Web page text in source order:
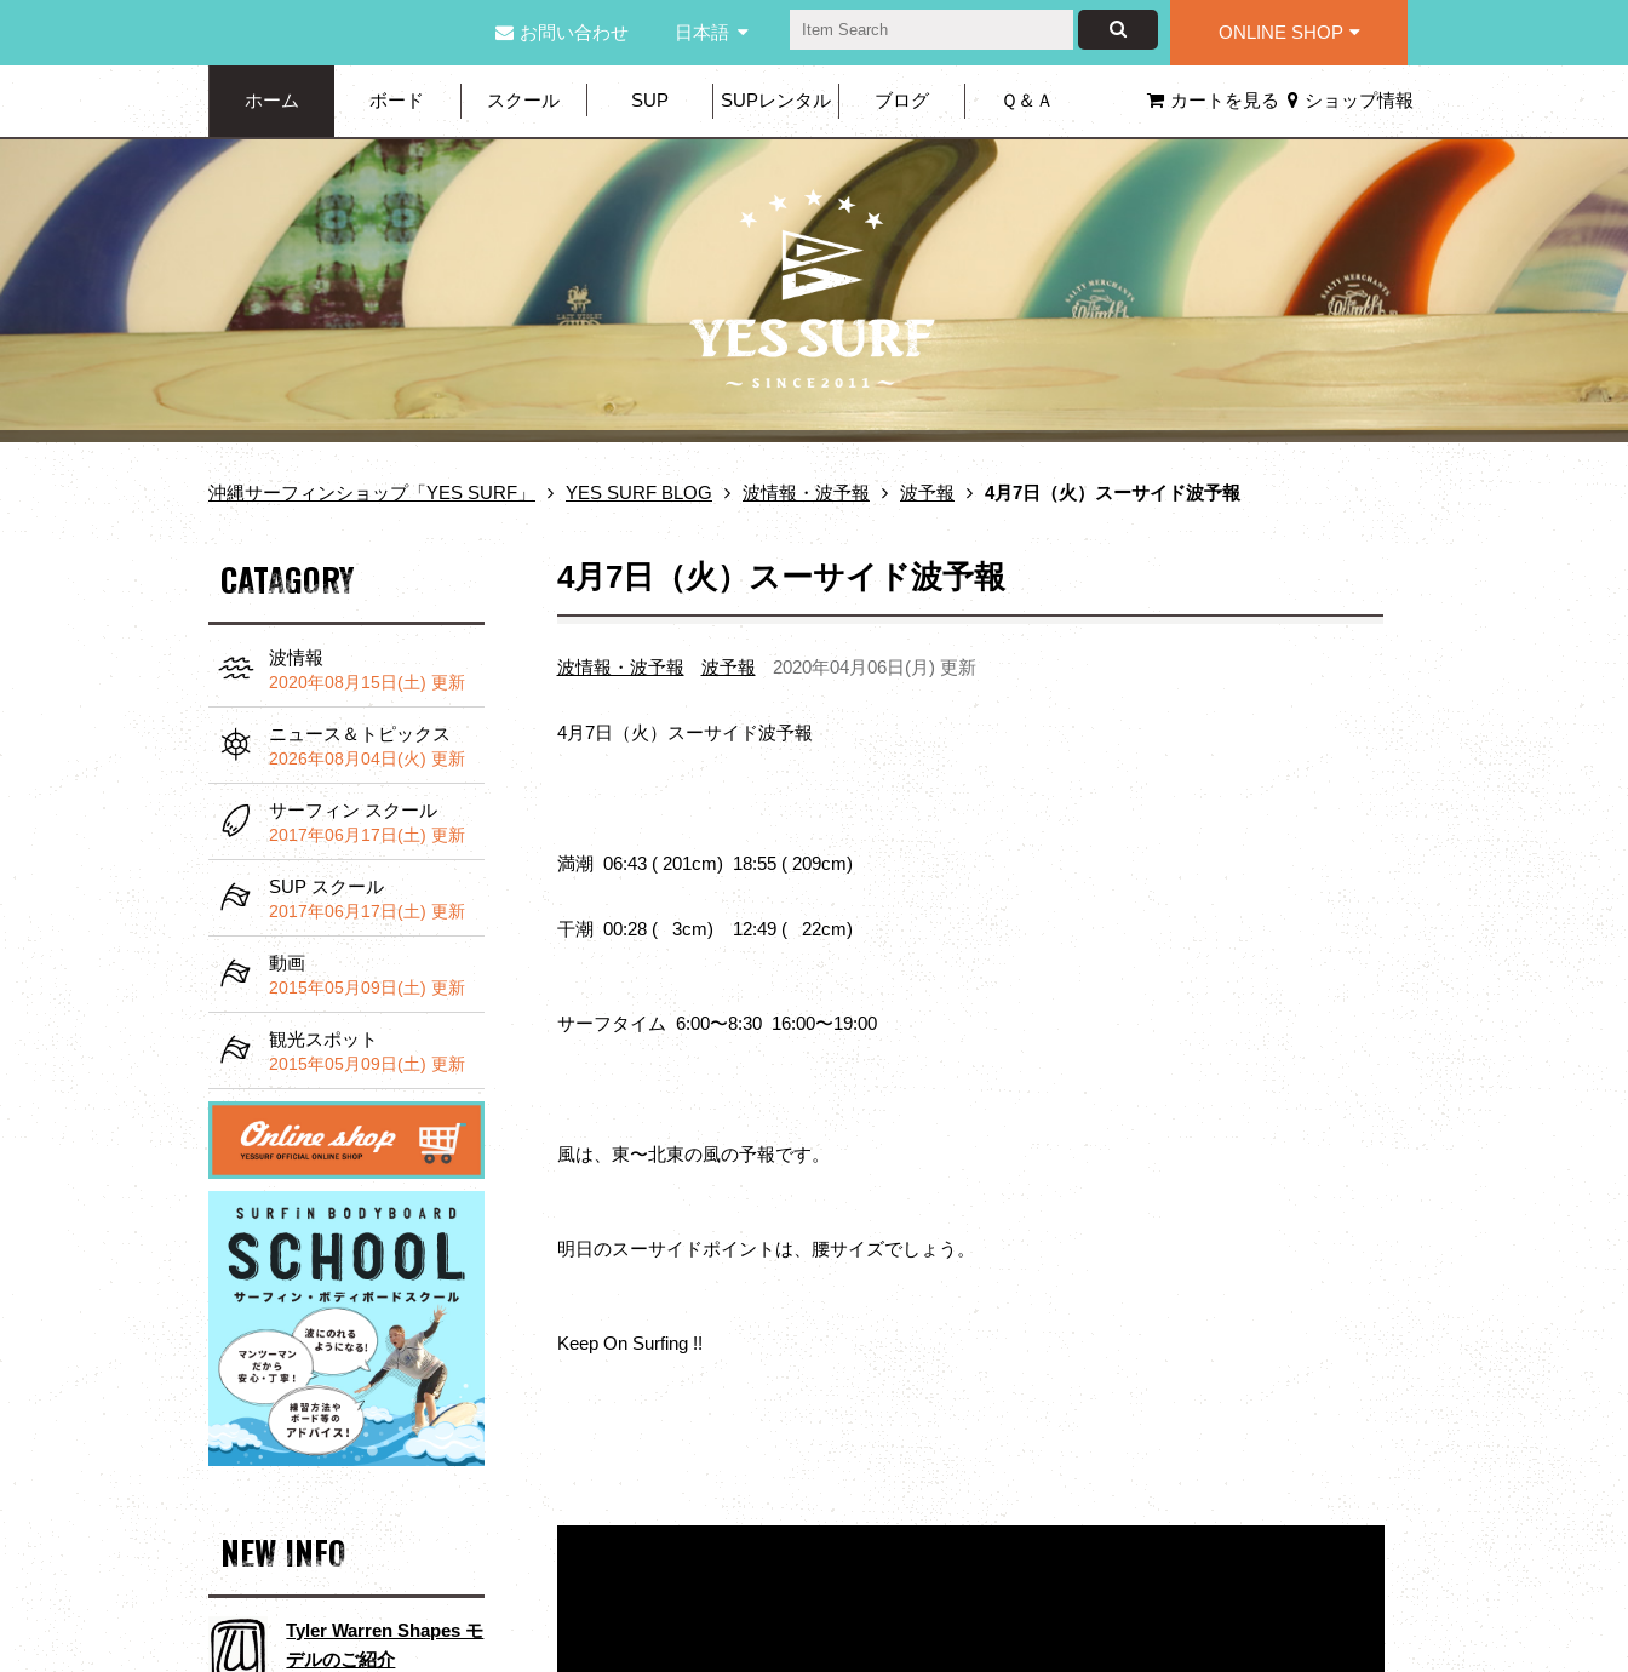
お問い合わせ 日本語 ONLINE SHOP
ホーム ボード スクール SUP SUPレンタル ブログ Ｑ＆Ａ カートを見る ショップ情報
沖縄サーフィンショップ「YES SURF」 YES SURF BLOG 波情報・波予報 波予報 4月7日（火）スーサイド波予報
4月7日（火）スーサイド波予報
波情報・波予報 波予報 2020年04月06日(月) 更新
4月7日（火）スーサイド波予報
満潮 06:43 ( 201cm) 18:55 ( 209cm)
干潮 00:28 ( 3cm) 12:49 ( 22cm)
サーフタイム 6:00〜8:30 16:00〜19:00
風は、東〜北東の風の予報です。
明日のスーサイドポイントは、腰サイズでしょう。
Keep On Surfing !!
CATAGORY
波情報
2020年08月15日(土) 更新
ニュース＆トピックス
2026年08月04日(火) 更新
サーフィン スクール
2017年06月17日(土) 更新
SUP スクール
2017年06月17日(土) 更新
動画
2015年05月09日(土) 更新
観光スポット
2015年05月09日(土) 更新
NEW INFO
Tyler Warren Shapes モ
デルのご紹介